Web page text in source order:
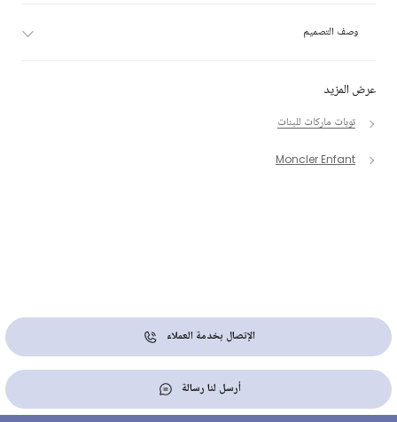
عرض المزيد
توبات ماركات للبنات
Moncler Enfant
وصف التصميم
الإتصال بخدمة العملاء
أرسل لنا رسالة